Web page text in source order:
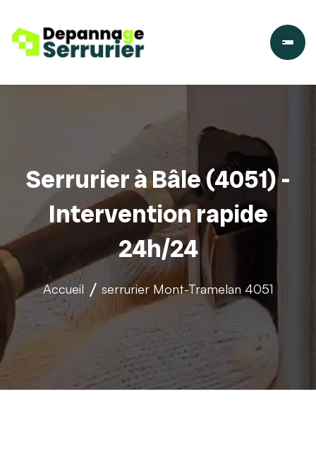
Serrurier à Bâle (4051) -
Intervention rapide
24h/24
Accueil serrurier Mont-Tramelan 4051